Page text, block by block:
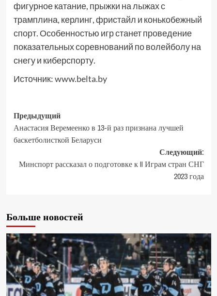
фигурное катание, прыжки на лыжах с
трамплина, керлинг, фристайл и конькобежный
спорт. Особенностью игр станет проведение
показательных соревнований по волейболу на
снегу и киберспорту.
Источник:www.belta.by
Предыдущий
Анастасия Веремеенко в 13-й раз признана лучшей
баскетболисткой Беларуси
Следующий:
Минспорт рассказал о подготовке к II Играм стран СНГ
2023 года
Больше новостей